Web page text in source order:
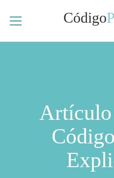
Código
Artículo